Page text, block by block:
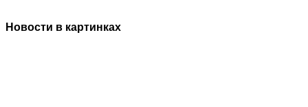
Новости в картинках